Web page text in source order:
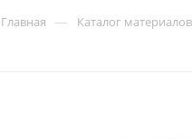
Главная — Каталог материалов